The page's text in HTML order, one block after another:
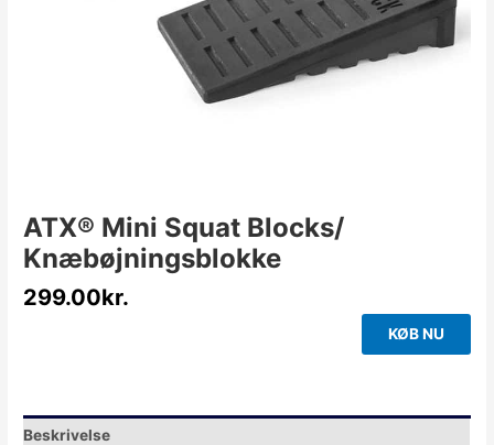
ATX® Mini Squat Blocks/
Knæbøjningsblokke
299.00kr.
KØB NU
Beskrivelse